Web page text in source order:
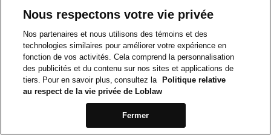
Nous respectons votre vie privée
Nos partenaires et nous utilisons des témoins et des
technologies similaires pour améliorer votre expérience en
fonction de vos activités. Cela comprend la personnalisation
des publicités et du contenu sur nos sites et applications de
tiers. Pour en savoir plus, consultez la
Politique relative
au respect de la vie privée de Loblaw
Fermer